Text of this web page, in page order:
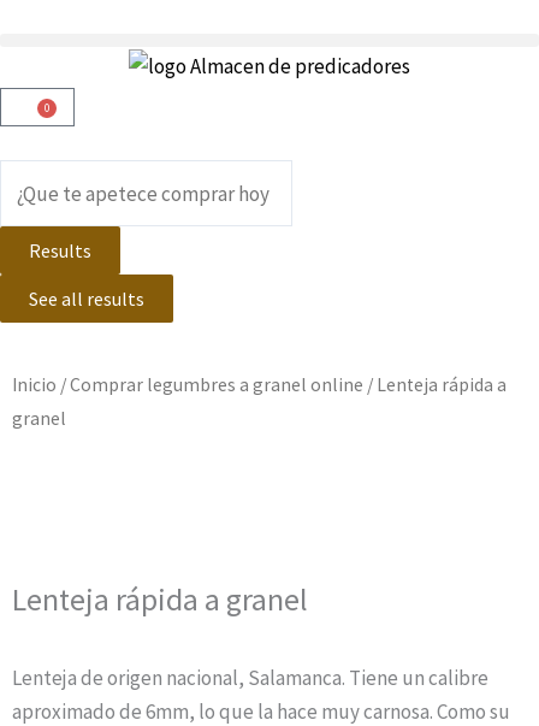
contenido
0
Carrito
Results
See all results
Inicio /Comprar legumbres a granel online / Lenteja rápida a
granel
Lenteja rápida a granel
Lenteja de origen nacional, Salamanca. Tiene un calibre
aproximado de 6mm, lo que la hace muy carnosa. Como su